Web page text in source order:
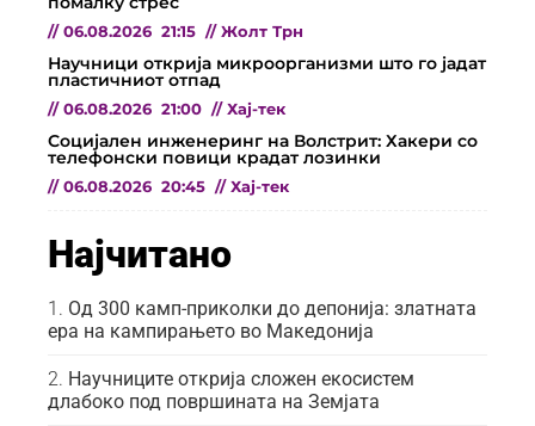
// 06.08.2026 21:15 // Жолт Трн
Научници открија микроорганизми што го јадат
пластичниот отпад
// 06.08.2026 21:00 // Хај-тек
Социјален инженеринг на Волстрит: Хакери со
телефонски повици крадат лозинки
// 06.08.2026 20:45 // Хај-тек
Најчитано
Од 300 камп-приколки до депонија: златната
ера на кампирањето во Македонија
Научниците открија сложен екосистем
длабоко под површината на Земјата